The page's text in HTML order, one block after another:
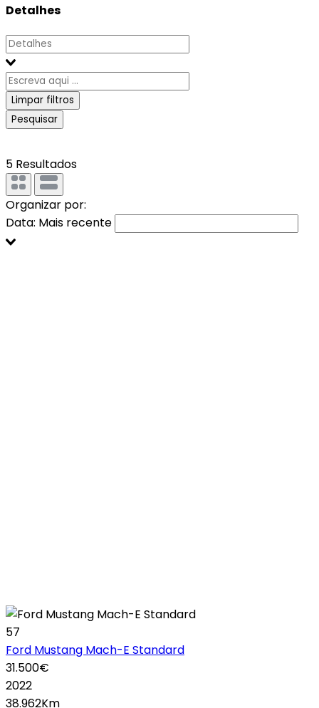
Detalhes
Limpar filtros
Pesquisar
5 Resultados
Organizar por:
Data: Mais recente
57
Ford Mustang Mach-E Standard
31.500€
2022
38.962Km